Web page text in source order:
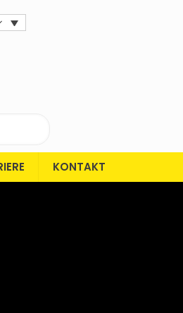
KONTAKT